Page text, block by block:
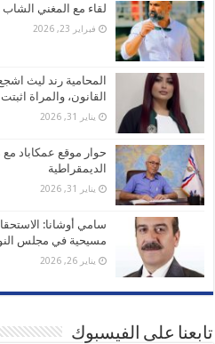
لقاء مع المغني
فبراير 23, 2026
المحامية رند ليث
القانون، والمراة
يناير 31, 2026
حوار موقع عمكاباد
الديمقراطية
يناير 31, 2026
سامي أوشانا:
مسيحية في مجلس
يناير 26, 2026
تابعنا على الفيسبوك